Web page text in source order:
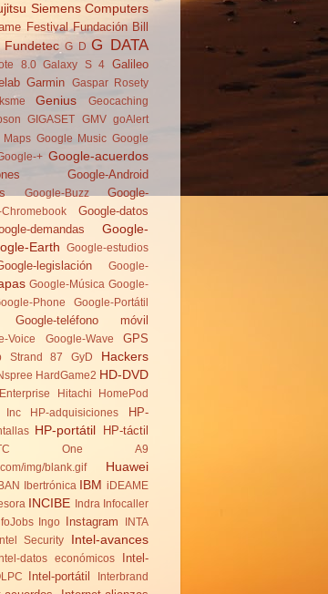
Siemens Computers
Festival Fundación Bill
Fundetec G D G DATA
8.0 Galaxy S 4 Galileo
Garmin Gaspar Rosety
Genius
Geocaching
GIGASET GMV goAlert
Maps Google Music Google
+ Google-acuerdos
Google-Android
Google-Buzz
Google-
Google-datos
demandas
Google-
Earth Google-estudios
legislación
Google-
Google-Música Google-
Phone
Google-Portátil
Google-teléfono móvil
Voice Google-Wave GPS
Strand 87 GyD
Hackers
HardGame2 HD-DVD
Hitachi HomePod
Inc HP-adquisiciones
HP-
HP-portátil HP-táctil
One A9
img/blank.gif
Huawei
IBAN Ibertrónica IBM iDEAME
INCIBE Indra Infocaller
Ingo Instagram INTA
Intel Security Intel-avances
datos económicos
Intel-
Intel-portátil Interbrand